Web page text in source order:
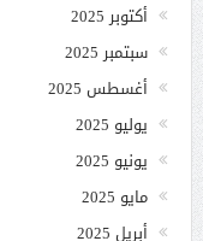
أكتوبر 2025
سبتمبر 2025
أغسطس 2025
يوليو 2025
يونيو 2025
مايو 2025
أبريل 2025